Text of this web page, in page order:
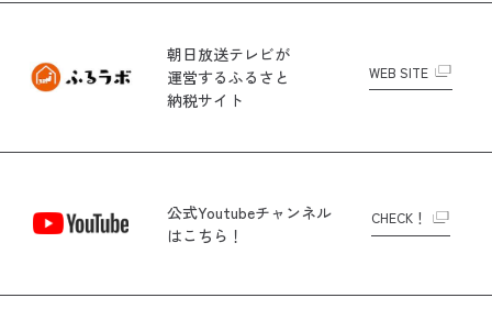
朝日放送テレビが
運営するふるさと
納税サイト
WEB SITE
公式Youtubeチャンネル
はこちら！
CHECK！